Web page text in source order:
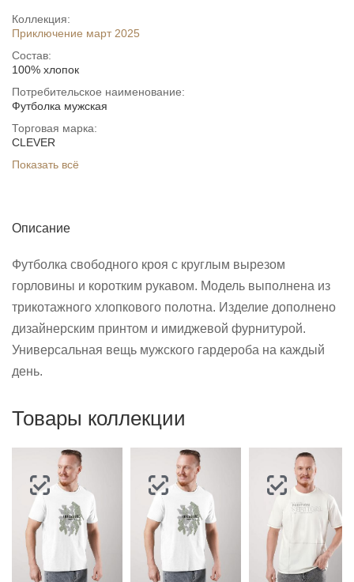
Коллекция:
Приключение март 2025
Состав:
100% хлопок
Потребительское наименование:
Футболка мужская
Торговая марка:
CLEVER
Показать всё
Описание
Футболка свободного кроя с круглым вырезом
горловины и коротким рукавом. Модель выполнена из
трикотажного хлопкового полотна. Изделие дополнено
дизайнерским принтом и имиджевой фурнитурой.
Универсальная вещь мужского гардероба на каждый
день.
Товары коллекции